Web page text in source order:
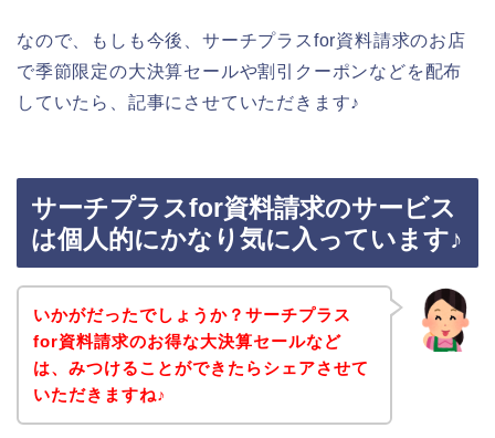
なので、もしも今後、サーチプラスfor資料請求のお店
で季節限定の大決算セールや割引クーポンなどを配布
していたら、記事にさせていただきます♪
サーチプラスfor資料請求のサービス
は個人的にかなり気に入っています♪
いかがだったでしょうか？サーチプラス
for資料請求のお得な大決算セールなど
は、みつけることができたらシェアさせて
いただきますね♪